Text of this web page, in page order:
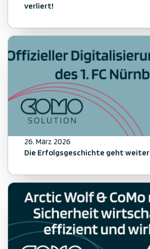
verliert!
26. März 2026
Die Erfolgsgeschichte geht weiter